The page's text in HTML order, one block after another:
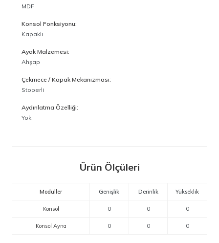
MDF
Konsol Fonksiyonu:
Kapaklı
Ayak Malzemesi:
Ahşap
Çekmece / Kapak Mekanizması:
Stoperli
Aydınlatma Özelliği:
Yok
Ürün Ölçüleri
Modüller Genişlik Derinlik Yükseklik
Konsol 0 0 0
Konsol Ayna 0 0 0